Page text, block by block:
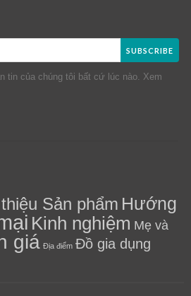
SUBSCRIBE
tin của chúng tôi bất cứ lúc nào. Xem
Sản phẩm Hướng
Kinh nghiệm Mẹ và
giá Địa điểm Đồ gia dụng